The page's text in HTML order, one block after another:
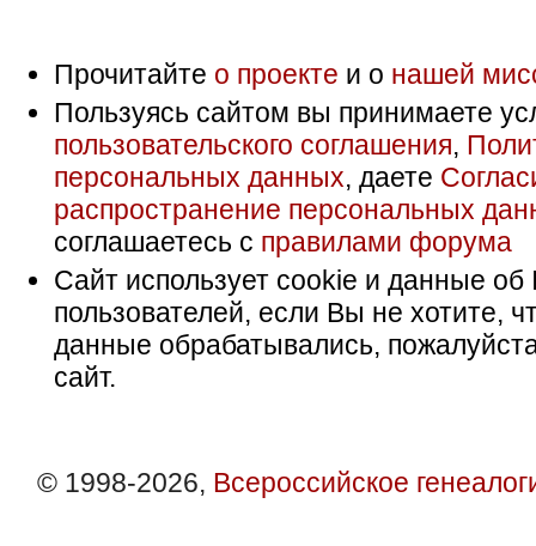
Прочитайте о проекте и о нашей
Пользуясь сайтом вы принимаете
пользовательского соглашения,
персональных данных, даете
распространение персональных
соглашаетесь с правилами форума
Сайт использует cookie и данные об
пользователей, если Вы не хотите,
данные обрабатывались,
сайт.
© 1998-2026, Всероссийское